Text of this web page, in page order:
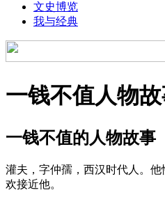
文史博览
我与经典
一钱不值人物
一钱不值的人物故事
灌夫，字仲孺，西汉时代人。
欢接近他。